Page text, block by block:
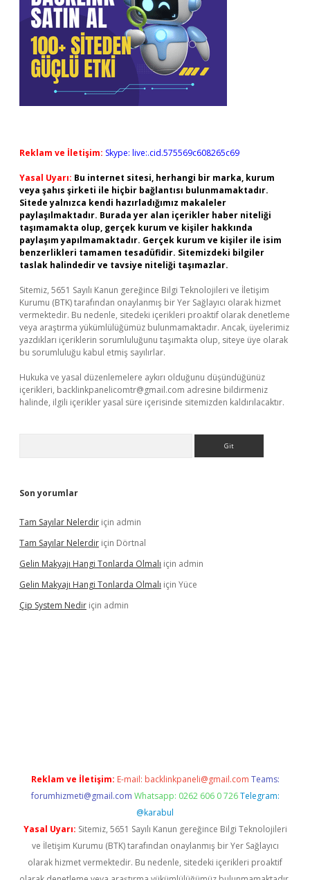
Reklam ve İletişim: Skype: live:.cid.575569c608265c69
Yasal Uyarı: Bu internet sitesi, herhangi bir marka, kurum
veya şahıs şirketi ile hiçbir bağlantısı bulunmamaktadır.
Sitede yalnızca kendi hazırladığımız makaleler
paylaşılmaktadır. Burada yer alan içerikler haber niteliği
taşımamakta olup, gerçek kurum ve kişiler hakkında
paylaşım yapılmamaktadır. Gerçek kurum ve kişiler ile isim
benzerlikleri tamamen tesadüfidir. Sitemizdeki bilgiler
taslak halindedir ve tavsiye niteliği taşımazlar.
Sitemiz, 5651 Sayılı Kanun gereğince Bilgi Teknolojileri ve İletişim
Kurumu (BTK) tarafından onaylanmış bir Yer Sağlayıcı olarak hizmet
vermektedir. Bu nedenle, sitedeki içerikleri proaktif olarak denetleme
veya araştırma yükümlülüğümüz bulunmamaktadır. Ancak, üyelerimiz
yazdıkları içeriklerin sorumluluğunu taşımakta olup, siteye üye olarak
bu sorumluluğu kabul etmiş sayılırlar.
Hukuka ve yasal düzenlemelere aykırı olduğunu düşündüğünüz
içerikleri, backlinkpanelicomtr@gmail.com adresine bildirmeniz
halinde, ilgili içerikler yasal süre içerisinde sitemizden kaldırılacaktır.
Son yorumlar
Tam Sayılar Nelerdir için admin
Tam Sayılar Nelerdir için Dörtnal
Gelin Makyajı Hangi Tonlarda Olmalı için admin
Gelin Makyajı Hangi Tonlarda Olmalı için Yüce
Çip System Nedir için admin
Reklam ve İletişim: E-mail: backlinkpaneli@gmail.com Teams:
forumhizmeti@gmail.com Whatsapp: 0262 606 0 726 Telegram:
@karabul
Yasal Uyarı: Sitemiz, 5651 Sayılı Kanun gereğince Bilgi Teknolojileri
ve İletişim Kurumu (BTK) tarafından onaylanmış bir Yer Sağlayıcı
olarak hizmet vermektedir. Bu nedenle, sitedeki içerikleri proaktif